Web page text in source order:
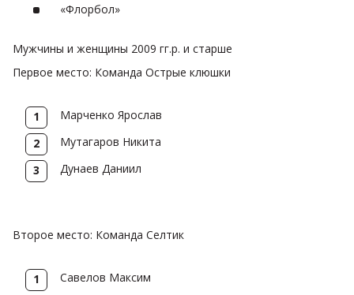
«Флорбол»
Мужчины и женщины 2009 гг.р. и старше
Первое место: Команда Острые клюшки
Марченко Ярослав
Мутагаров Никита
Дунаев Даниил
Второе место: Команда Селтик
Савелов Максим